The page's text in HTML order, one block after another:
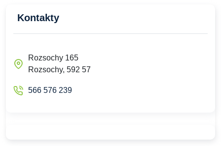
Kontakty
Rozsochy 165
Rozsochy, 592 57
566 576 239